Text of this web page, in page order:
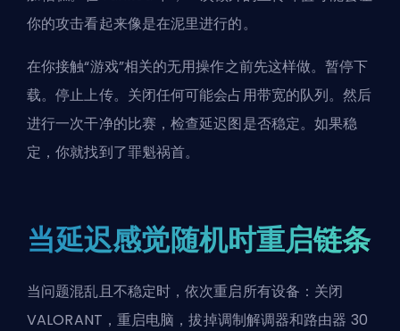
你的攻击看起来像是在泥里进行的。
在你接触“游戏”相关的无用操作之前先这样做。暂停下
载。停止上传。关闭任何可能会占用带宽的队列。然后
进行一次干净的比赛，检查延迟图是否稳定。如果稳
定，你就找到了罪魁祸首。
当延迟感觉随机时重启链条
当问题混乱且不稳定时，依次重启所有设备：关闭
VALORANT， 重启电脑 ，拔掉调制解调器和路由器 30